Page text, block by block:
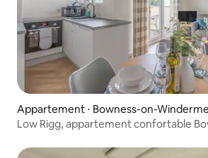
Appartement ⋅ Bowness-on-
Low Rigg, appartement confortable